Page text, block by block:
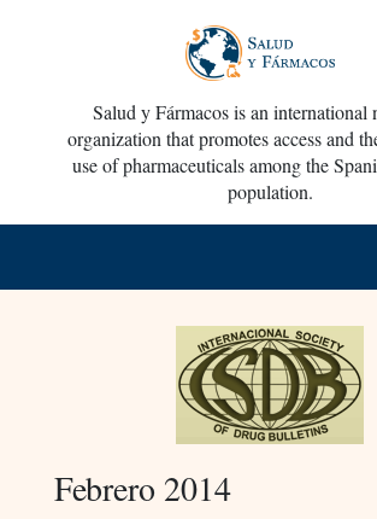
Salud y Fármacos is an international
organization that promotes access and
use of pharmaceuticals among the
population.
Febrero 2014